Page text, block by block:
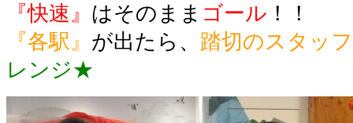
『快速』 はそのまま ゴール ！！
『各駅』 が出たら、 踏切のスタッ
レンジ★